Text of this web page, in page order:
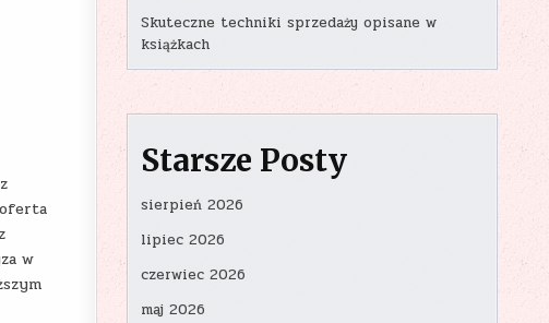
w
Skuteczne techniki sprzedaży opisane w
książkach
Starsze Posty
sierpień 2026
lipiec 2026
czerwiec 2026
maj 2026